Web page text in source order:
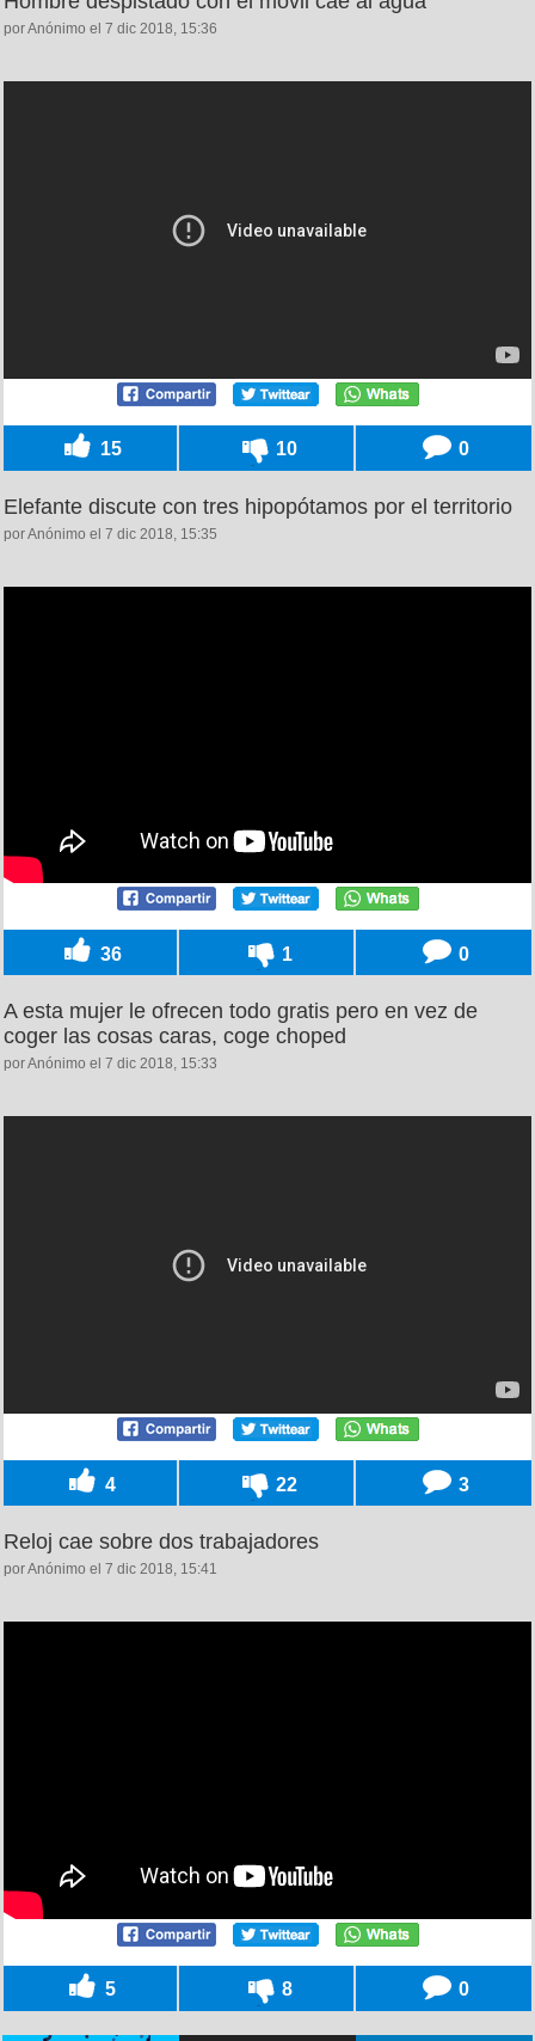
por Anónimo el 7 dic 2018, 15:36
15 10 0
Elefante discute con tres hipopótamos por el territorio
por Anónimo el 7 dic 2018, 15:35
36 1 0
A esta mujer le ofrecen todo gratis pero en vez de
coger las cosas caras, coge choped
por Anónimo el 7 dic 2018, 15:33
4 22 3
Reloj cae sobre dos trabajadores
por Anónimo el 7 dic 2018, 15:41
5 8 0